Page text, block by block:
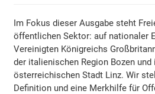
Im Fokus dieser Ausgabe steht
öffentlichen Sektor: auf nationaler
Vereinigten Königreichs
der italienischen Region Bozen und
österreichischen Stadt Linz. Wir
Definition und eine Merkhilfe für